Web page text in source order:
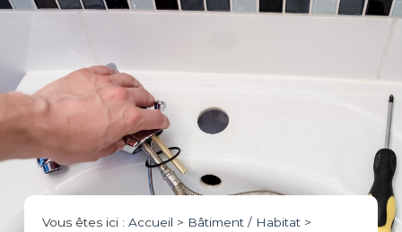
Vous êtes ici : Accueil > Bâtiment / Habitat>